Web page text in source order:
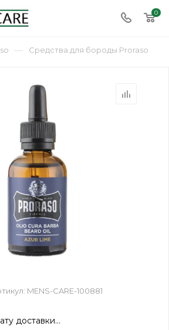
0
— Средства для бороды Proraso
MENS-CARE-100881
доставки...